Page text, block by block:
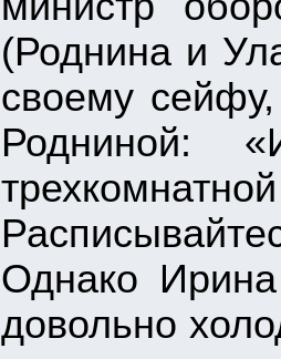
(Роднина и
своему
Родниной:
Однако
довольно